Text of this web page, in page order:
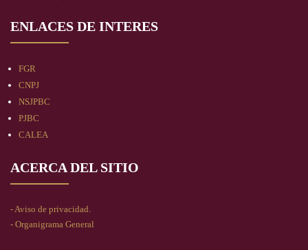
ENLACES DE INTERES
FGR
CNPJ
NSJPBC
PJBC
CALEA
ACERCA DEL SITIO
- Aviso de privacidad.
- Organigrama General